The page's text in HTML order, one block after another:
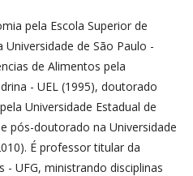
pela Escola Superior de
de São Paulo -
de Alimentos pela
- UEL (1995), doutorado
Universidade Estadual de
pós-doutorado na Universidade
É professor titular da
- UFG, ministrando disciplinas